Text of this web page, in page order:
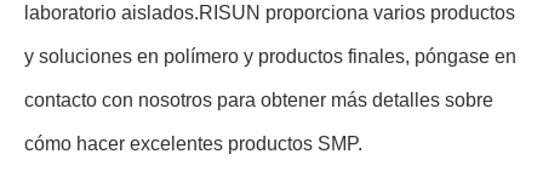
laboratorio aislados.RISUN proporciona varios productos
y soluciones en polímero y productos finales, póngase en
contacto con nosotros para obtener más detalles sobre
cómo hacer excelentes productos SMP.